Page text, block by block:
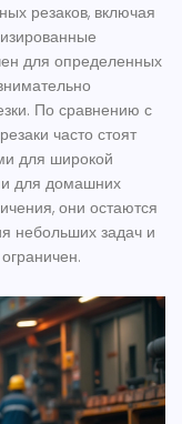
резаков, включая
для определенных
. По сравнению с
часто стоят
для широкой
для домашних
они остаются
небольших задач и